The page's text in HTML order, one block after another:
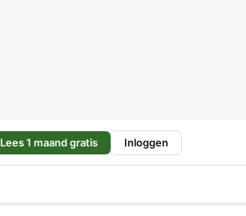
Lees 1 maand gratis Inloggen